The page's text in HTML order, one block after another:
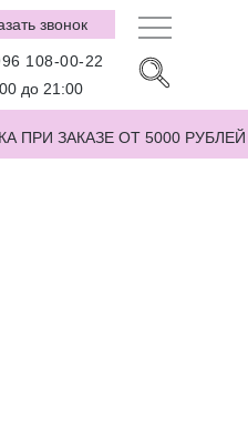
108-00-22
звонок
ПРИ ЗАКАЗЕ ОТ 5000 РУБЛЕЙ
до 21:00